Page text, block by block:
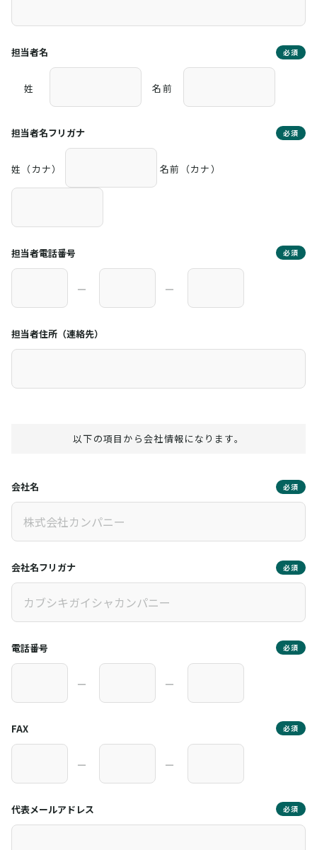
担当者名 必須
姓 名前
担当者名フリガナ 必須
姓（カナ） 名前（カナ）
担当者電話番号 必須
― ―
担当者住所（連絡先）
以下の項目から会社情報になります。
会社名 必須
会社名フリガナ 必須
電話番号 必須
― ―
FAX 必須
― ―
代表メールアドレス 必須